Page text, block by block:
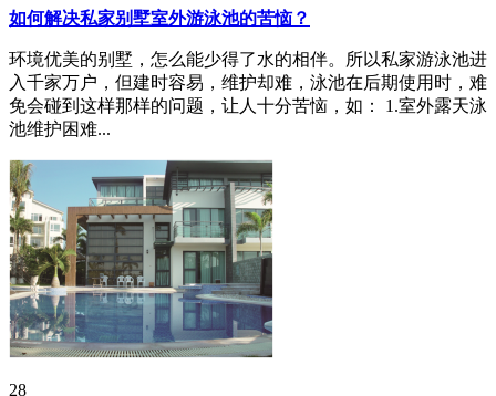
如何解决私家别墅室外游泳池的苦恼？
环境优美的别墅，怎么能少得了水的相伴。所以私家游泳池进
入千家万户，但建时容易，维护却难，泳池在后期使用时，难
免会碰到这样那样的问题，让人十分苦恼，如： 1.室外露天泳
池维护困难...
28